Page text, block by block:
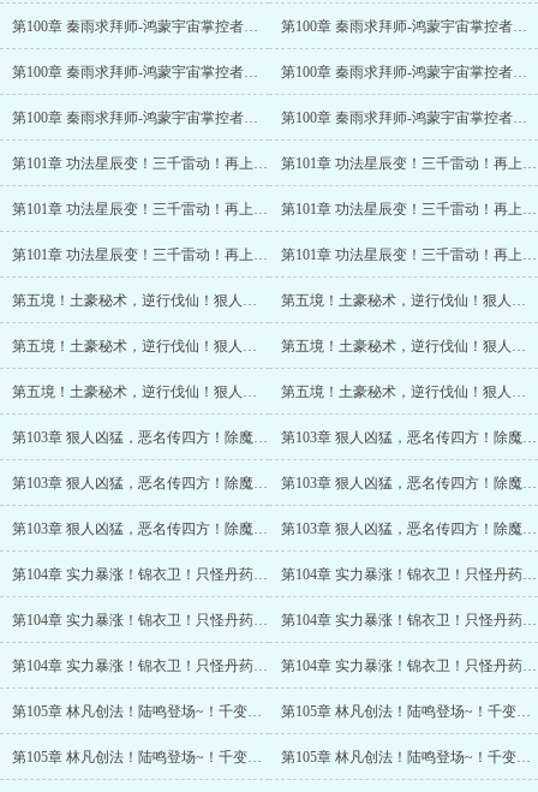
第100章 秦雨求拜师-鸿蒙宇宙掌控者模板！ 第100章 秦雨求拜师-鸿蒙宇宙掌控者模板！(2/6)
第100章 秦雨求拜师-鸿蒙宇宙掌控者模板！(3/6) 第100章 秦雨求拜师-鸿蒙宇宙掌控者模板！(4/6)
第100章 秦雨求拜师-鸿蒙宇宙掌控者模板！(5/6) 第100章 秦雨求拜师-鸿蒙宇宙掌控者模板！(6/6)
第101章 功法星辰变！三千雷动！再上归元宗 第101章 功法星辰变！三千雷动！再上归元宗(2/6)
第101章 功法星辰变！三千雷动！再上归元宗(3/6) 第101章 功法星辰变！三千雷动！再上归元宗(4/6)
第101章 功法星辰变！三千雷动！再上归元宗(5/6) 第101章 功法星辰变！三千雷动！再上归元宗(6/6)
第五境！土豪秘术，逆行伐仙！狠人出世！ 第五境！土豪秘术，逆行伐仙！狠人出世！(2/6)
第五境！土豪秘术，逆行伐仙！狠人出世！(3/6) 第五境！土豪秘术，逆行伐仙！狠人出世！(4/6)
第五境！土豪秘术，逆行伐仙！狠人出世！(5/6) 第五境！土豪秘术，逆行伐仙！狠人出世！(6/6)
第103章 狠人凶猛，恶名传四方！除魔卫道！？ 第103章 狠人凶猛，恶名传四方！除魔卫道！？(2/6)
第103章 狠人凶猛，恶名传四方！除魔卫道！？(3/6) 第103章 狠人凶猛，恶名传四方！除魔卫道！？(4/6)
第103章 狠人凶猛，恶名传四方！除魔卫道！？(5/6) 第103章 狠人凶猛，恶名传四方！除魔卫道！？(6/6)
第104章 实力暴涨！锦衣卫！只怪丹药太香~ 第104章 实力暴涨！锦衣卫！只怪丹药太香~(2/6)
第104章 实力暴涨！锦衣卫！只怪丹药太香~(3/6) 第104章 实力暴涨！锦衣卫！只怪丹药太香~(4/6)
第104章 实力暴涨！锦衣卫！只怪丹药太香~(5/6) 第104章 实力暴涨！锦衣卫！只怪丹药太香~(6/6)
第105章 林凡创法！陆鸣登场~！千变万化之术 第105章 林凡创法！陆鸣登场~！千变万化之术(2/5)
第105章 林凡创法！陆鸣登场~！千变万化之术(3/5) 第105章 林凡创法！陆鸣登场~！千变万化之术(4/5)